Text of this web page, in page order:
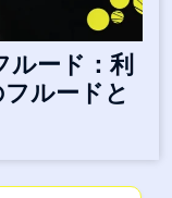
ード：利
ルードと